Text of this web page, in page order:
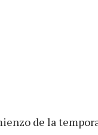
de la